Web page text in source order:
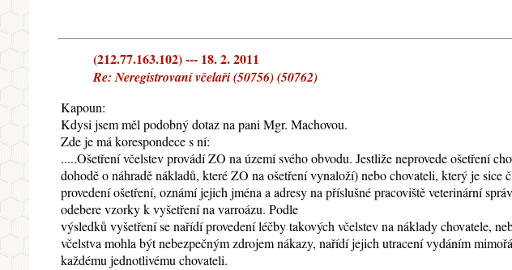
(212.77.163.102) --- 18. 2. 2011
Re: Neregistrovaní včelaři (50756) (50762)
Kapoun:
Kdysi jsem měl podobný dotaz na pani Mgr. Machovou.
Zde je má korespondece s ní:
.....Ošetření včelstev provádí ZO na území svého obvodu. Jestliže neprovede ošetření
dohodě o náhradě nákladů, které ZO na ošetření vynaloží) nebo chovateli, který je sice
provedení ošetření, oznámí jejich jména a adresy na příslušné pracoviště veterinární
odebere vzorky k vyšetření na varroázu. Podle
výsledků vyšetření se nařídí provedení léčby takových včelstev na náklady chovatele,
včelstva mohla být nebezpečným zdrojem nákazy, nařídí jejich utracení vydáním
každému jednotlivému chovateli.